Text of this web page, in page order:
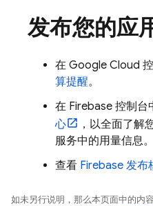
发布您的应
在 Google Cloud
算提醒。
在 Firebase 控制台
心
，以全面了解
服务中的用量信息。
查看 Firebase 发布
如未另行说明，那么本页面中的内